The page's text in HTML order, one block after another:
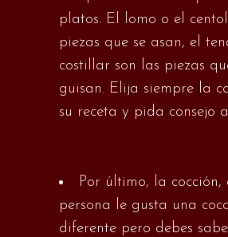
platos. El lomo o el
piezas que se asan, el
costillar son las piezas
guisan. Elija siempre la
su receta y pida consejo
Por último, la cocción,
persona le gusta una
diferente pero debes